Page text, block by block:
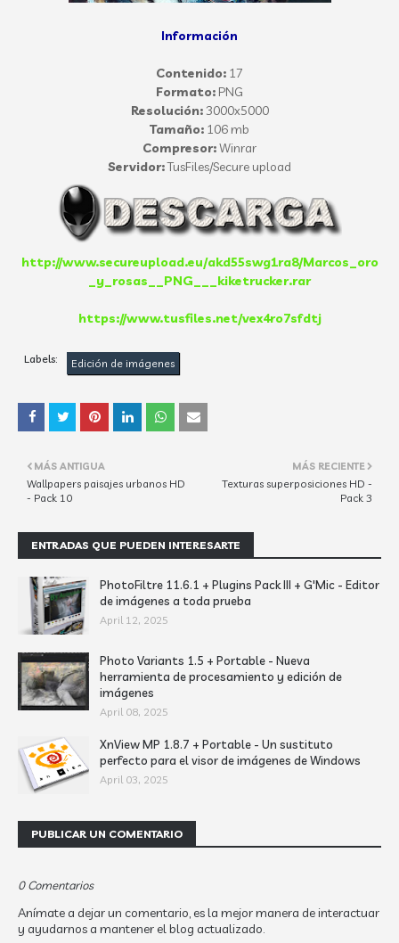
Información
Contenido: 17
Formato: PNG
Resolución:3000x5000
Tamaño: 106 mb
Compresor:Winrar
Servidor:TusFiles/Secure upload
http://www.secureupload.eu/akd55swg1ra8/Marcos_oro
_y_rosas__PNG___kiketrucker.rar
https://www.tusfiles.net/vex4ro7sfdtj
Labels: Edición de imágenes
MÁS RECIENTE
Texturas superposiciones HD -
Pack 3
MÁS ANTIGUA
Wallpapers paisajes urbanos HD
- Pack 10
ENTRADAS QUE PUEDEN INTERESARTE
PhotoFiltre 11.6.1 + Plugins Pack III + G'Mic - Editor
de imágenes a toda prueba
April 12, 2025
Photo Variants 1.5 + Portable - Nueva
herramienta de procesamiento y edición de
imágenes
April 08, 2025
XnView MP 1.8.7 + Portable - Un sustituto
perfecto para el visor de imágenes de Windows
April 03, 2025
PUBLICAR UN COMENTARIO
0 Comentarios
Anímate a dejar un comentario, es la mejor manera de interactuar
y ayudarnos a mantener el blog actualizado.